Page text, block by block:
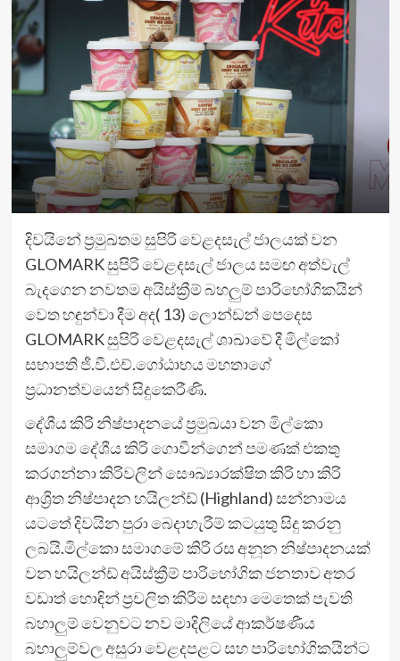
දිවයිනේ ප්‍රමුඛතම සුපිරි වෙළදසැල් ජාලයක් වන
GLOMARK සුපිරි වෙළදසැල් ජාලය සමඟ අත්වැල්
බැදගෙන නවතම අයිස්ක්‍රීම් බහලුම් පාරිභෝගිකයින්
වෙත හඳුන්වා දීම අද( 13) ලොන්ඩන් පෙදෙස
GLOMARK සුපිරි වෙළදසැල් ශාඛාවේ දී මිල්කෝ
සභාපති ජී.වී.එච්.ගෝඨාභය මහතාගේ
ප්‍රධානත්වයෙන් සිදුකෙරීණි.
දේශීය කිරි නිෂ්පාදනයේ ප්‍රමුඛයා වන මිල්කො
සමාගම දේශීය කිරි ගොවීන්ගෙන් පමණක් එකතු
කරගන්නා කිරිවලින් සෞඛ්‍යාරක්ෂිත කිරි හා කිරි
ආශ්‍රිත නිෂ්පාදන හයිලන්ඩ් (Highland) සන්නාමය
යටතේ දිවයින පුරා බෙදාහැරීම් කටයුතු සිදු කරනු
ලබයි.මිල්කො සමාගමේ කිරි රස අනූන නිෂ්පාදනයක්
වන හයිලන්ඩ් අයිස්ක්‍රීම් පාරිභෝගික ජනතාව අතර
වඩාත් හොඳින් ප්‍රචලිත කිරීම සඳහා මෙතෙක් පැවති
බහාලුම් වෙනුවට නව මාදිලියේ ආකර්ෂණීය
බහාලුම්වල අසුරා වෙළදපළට සහ පාරිභෝගිකයින්ට